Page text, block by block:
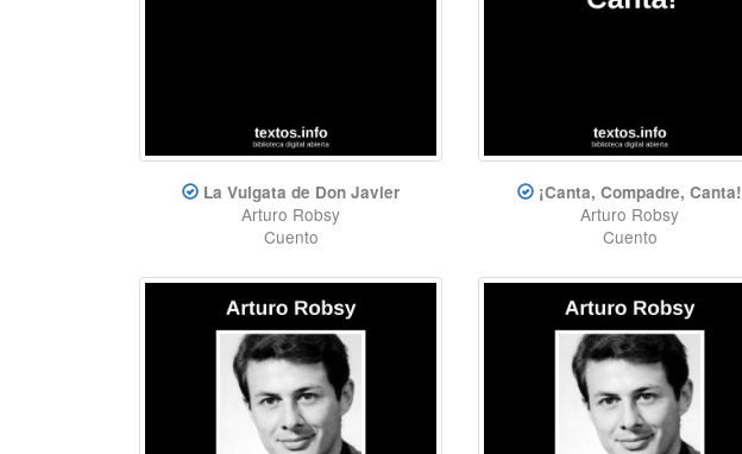
La Vulgata de Don Javier
Arturo Robsy
Cuento
¡Canta, Compadre, Canta!
Arturo Robsy
Cuento